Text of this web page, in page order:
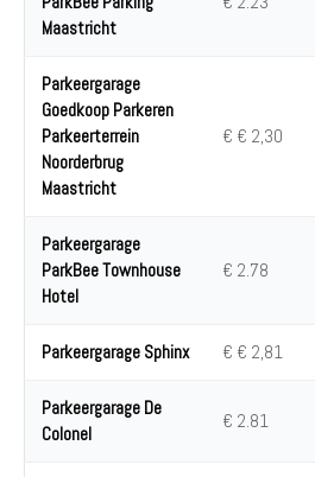
Maastricht
Parkeergarage
Goedkoop Parkeren
Parkeerterrein
Noorderbrug
Maastricht
€ € 2,30
Parkeergarage
ParkBee Townhouse
Hotel
€ 2.78
Parkeergarage Sphinx € € 2,81
Parkeergarage De
Colonel
€ 2.81